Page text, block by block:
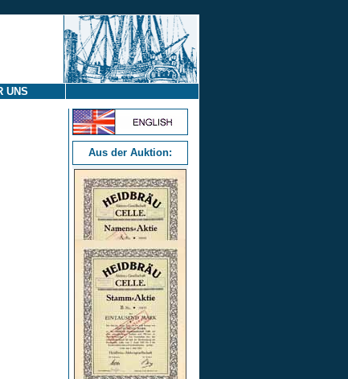
UNS
Aus der Auktion: